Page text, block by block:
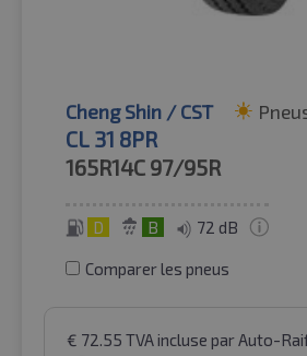
Cheng Shin / CST
CL 31 8PR
165R14C 97/95R
D B 72 dB
Comparer les pneus
€ 72.55 TVA incluse par Auto-